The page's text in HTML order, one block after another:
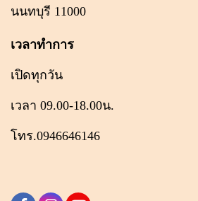
นนทบุรี 11000
เวลาทำการ
เปิดทุกวัน
เวลา 09.00-18.00น.
โทร.0946646146